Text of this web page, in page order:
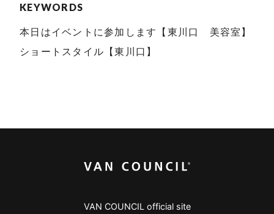
KEYWORDS
本日はイベントに参加します【東川口 美容室】
ショートスタイル【東川口】
VAN COUNCIL official site